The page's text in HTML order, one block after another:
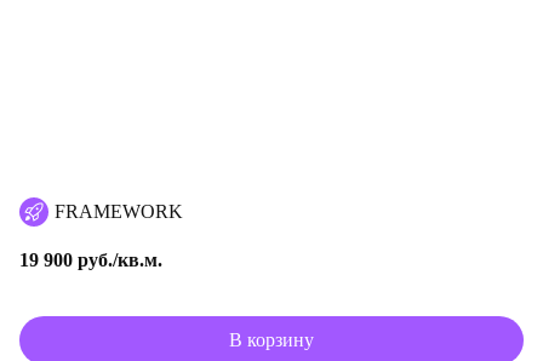
FRAMEWORK
19 900 руб./кв.м.
В корзину